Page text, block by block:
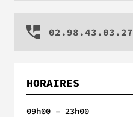
02.98.43.03.27
HORAIRES
09h00 – 23h00